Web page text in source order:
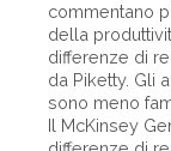
commentano
della
differenze di
da Piketty. Gli
sono meno
Il McKinsey